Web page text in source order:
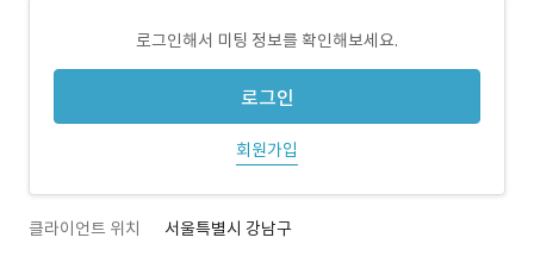
로그인해서 미팅 정보를 확인해보세요.
로그인
회원가입
클라이언트 위치 서울특별시 강남구